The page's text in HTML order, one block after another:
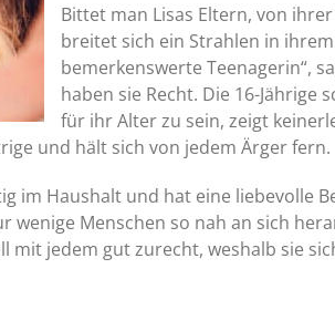
Bittet man Lisas Eltern, von
breitet sich ein Strahlen in
bemerkenswerte Teenagerin“,
haben sie Recht. Die 16-Jährige
für ihr Alter zu sein, zeigt
und hält sich von jedem Ärger fern.
im Haushalt und hat eine liebevolle
wenige Menschen so nah an sich
mit jedem gut zurecht, weshalb sie